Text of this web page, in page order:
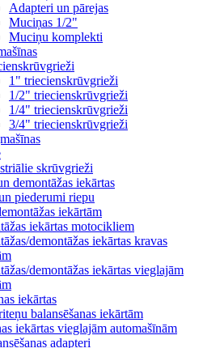
Adapteri un pārejas
Muciņas 1/2"
Muciņu komplekti
1" triecienskrūvgrieži
1/2" triecienskrūvgrieži
1/4" triecienskrūvgrieži
3/4" triecienskrūvgrieži
skrūvgrieži
demontāžas iekārtas
piederumi riepu
iekārtām
iekārtas motocikliem
demontāžas iekārtas kravas
demontāžas iekārtas vieglajām
iekārtas
balansēšanas iekārtām
iekārtas vieglajām automašīnām
adapteri